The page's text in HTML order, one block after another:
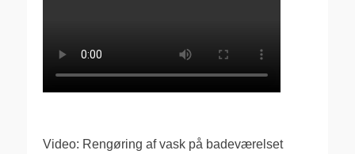
Video: Rengøring af vask på badeværelset